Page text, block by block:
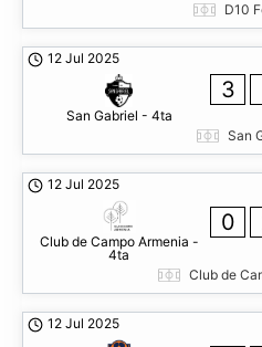
D10
12 Jul 2025
San Gabriel - 4ta
3
San
12 Jul 2025
Club de Campo Armenia -
4ta
0
Club de
12 Jul 2025